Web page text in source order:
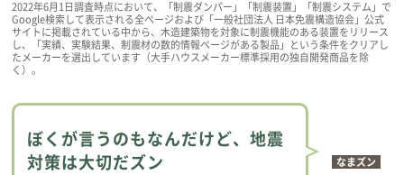
2022年6月1日調査時点において、「制震ダンパー」「制震装置」「制震システム」で
Google検索して表示される全ページおよび「一般社団法人 日本免震構造協会」公式
サイトに掲載されている中から、木造建築物を対象に制震機能のある装置をリリース
し、「実績、実験結果、制震材の数的情報ページがある製品」という条件をクリアし
たメーカーを選出しています（大手ハウスメーカー標準採用の独自開発商品を除
く）。
ぼくが言うのもなんだけど、地震
対策は大切だズン
なまズン